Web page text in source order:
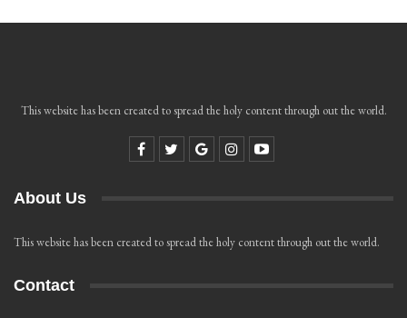
This website has been created to spread the holy content through out the world.
About Us
This website has been created to spread the holy content through out the world.
Contact